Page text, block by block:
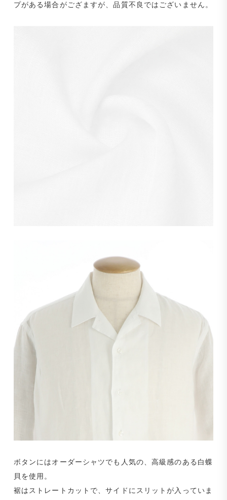
プがある場合がござますが、品質不良ではございません。
ボタンにはオーダーシャツでも人気の、高級感のある白蝶
貝を使用。
裾はストレートカットで、サイドにスリットが入っていま